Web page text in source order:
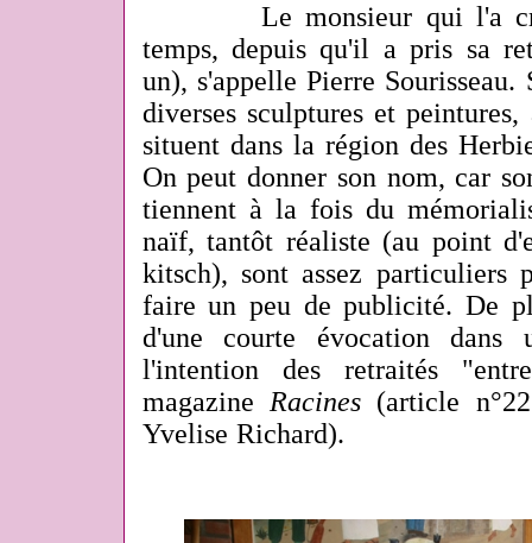
Le monsieur qui l'a créé
temps, depuis qu'il a pris sa
un), s'appelle Pierre
diverses sculptures et
situent dans la région des
On peut donner son nom, car
tiennent à la fois du
naïf, tantôt réaliste (au point
kitsch), sont assez particuliers
faire un peu de publicité. De
d'une courte évocation dans
l'intention des retraités
magazine Racines (article
Yvelise Richard).